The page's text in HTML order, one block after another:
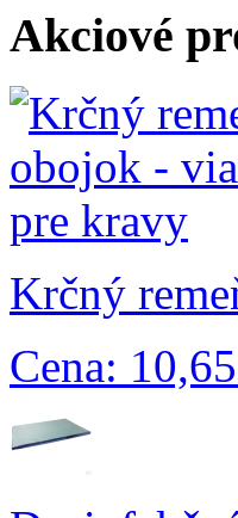
Akciové
Krčný
Cena: